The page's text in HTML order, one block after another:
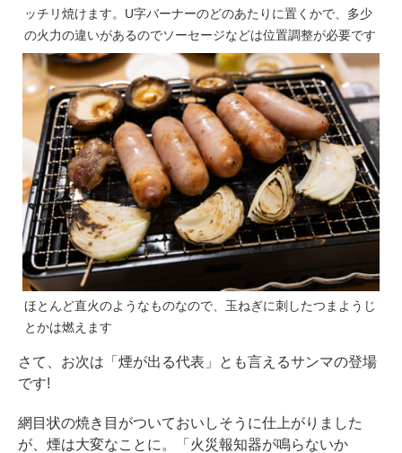
ッチリ焼けます。U字バーナーのどのあたりに置くかで、多少
の火力の違いがあるのでソーセージなどは位置調整が必要です
ほとんど直火のようなものなので、玉ねぎに刺したつまようじ
とかは燃えます
さて、お次は「煙が出る代表」とも言えるサンマの登場
です!
網目状の焼き目がついておいしそうに仕上がりました
が、煙は大変なことに。「火災報知器が鳴らないか